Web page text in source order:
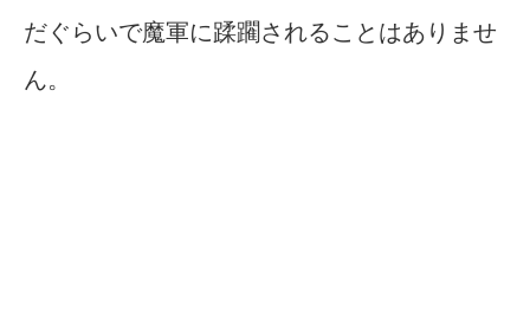
だぐらいで魔軍に蹂躙されることはありませ
ん。